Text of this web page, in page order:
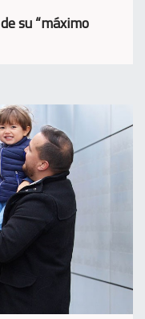
su “máximo